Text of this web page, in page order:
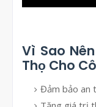
Vì Sao
Thọ Cho
Đảm bảo an